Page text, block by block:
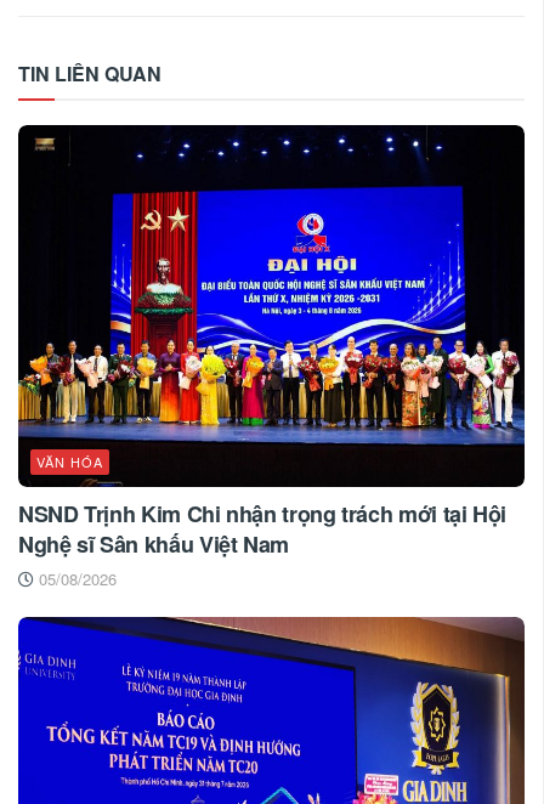
TIN LIÊN QUAN
VĂN HÓA
NSND Trịnh Kim Chi nhận trọng trách mới tại Hội
Nghệ sĩ Sân khấu Việt Nam
05/08/2026